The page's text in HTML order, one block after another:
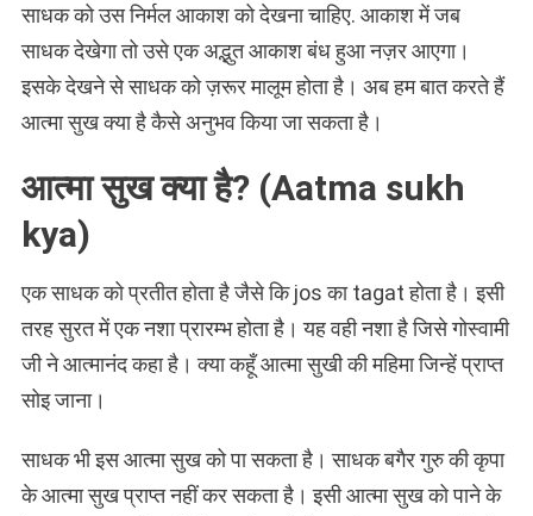
साधक को उस निर्मल आकाश को देखना चाहिए. आकाश में जब
साधक देखेगा तो उसे एक अद्भुत आकाश बंध हुआ नज़र आएगा।
इसके देखने से साधक को ज़रूर मालूम होता है। अब हम बात करते हैं
आत्मा सुख क्या है कैसे अनुभव किया जा सकता है।
आत्मा सुख क्या है? (Aatma sukh
kya)
एक साधक को प्रतीत होता है जैसे कि jos का tagat होता है। इसी
तरह सुरत में एक नशा प्रारम्भ होता है। यह वही नशा है जिसे गोस्वामी
जी ने आत्मानंद कहा है। क्या कहूँ आत्मा सुखी की महिमा जिन्हें प्राप्त
सोइ जाना।
साधक भी इस आत्मा सुख को पा सकता है। साधक बगैर गुरु की कृपा
के आत्मा सुख प्राप्त नहीं कर सकता है। इसी आत्मा सुख को पाने के